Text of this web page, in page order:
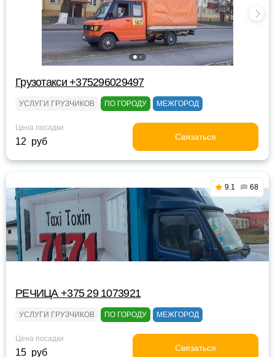
Грузотакси +375296029497
УСЛУГИ ГРУЗЧИКОВ ПО ГОРОДУ МЕЖГОРОД
Цена посадки
12 руб Связаться
9.1 68
РЕЧИЦА +375 29 1073921
УСЛУГИ ГРУЗЧИКОВ ПО ГОРОДУ МЕЖГОРОД
Цена посадки
15 руб Связаться